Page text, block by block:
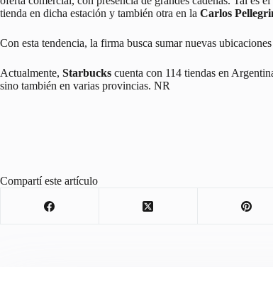
tienda en dicha estación y también otra en la Carlos
Con esta tendencia, la firma busca sumar nuevas
Actualmente, Starbucks cuenta con 114 tiendas en
sino también en varias provincias. NR
Compartí este artículo